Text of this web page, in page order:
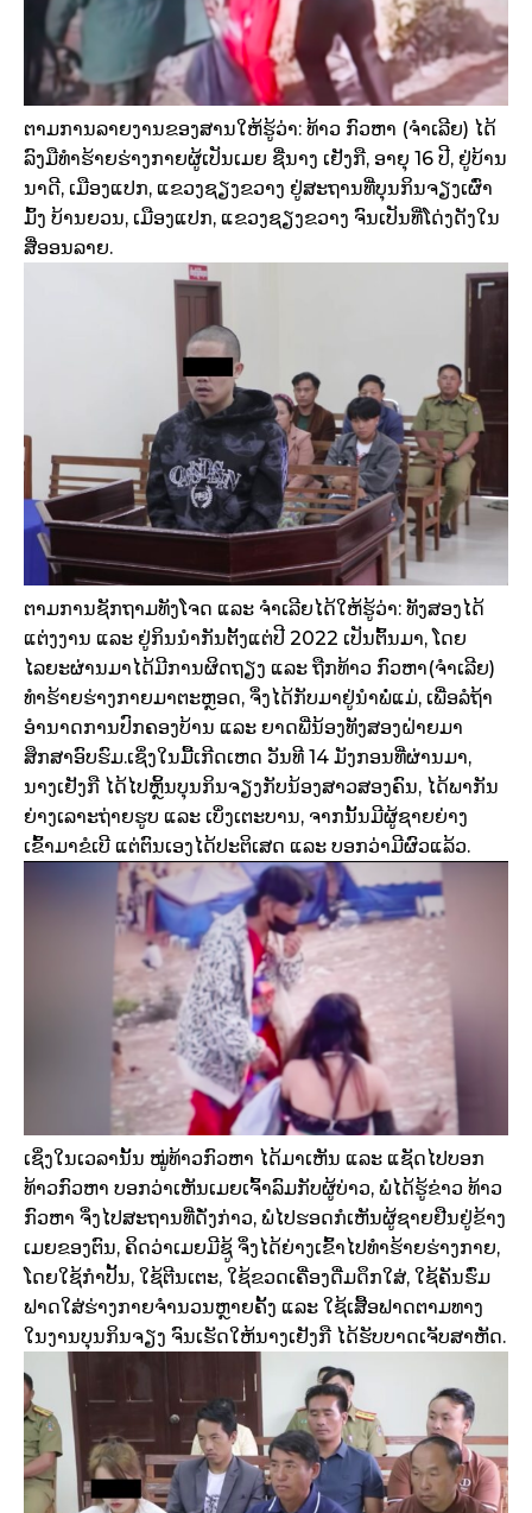
ຕາມການລາຍງານຂອງສານໃຫ້ຮູ້ວ່າ: ທ້າວ ກົວຫາ (ຈໍາເລີຍ) ໄດ້
ລົງມືທຳຮ້າຍຮ່າງກາຍຜູ້ເປັນເມຍ ຊື່ນາງ ເຢັງກື, ອາຍຸ 16 ປີ, ຢູ່ບ້ານ
ນາດີ, ເມືອງແປກ, ແຂວງຊຽງຂວາງ ຢູ່ສະຖານທີ່ບຸນກິນຈຽງເຜົ່າ
ມົ້ງ ບ້ານຍວນ, ເມືອງແປກ, ແຂວງຊຽງຂວາງ ຈົນເປັນທີ່ໂດ່ງດັງໃນ
ສື່ອອນລາຍ.
ຕາມການຊັກຖາມທັງໂຈດ ແລະ ຈຳເລີຍໄດ້ໃຫ້ຮູ້ວ່າ: ທັງສອງໄດ້
ແຕ່ງງານ ແລະ ຢູ່ກິນນຳກັນຕັ້ງແຕ່ປີ 2022 ເປັນຕົ້ນມາ, ໂດຍ
ໄລຍະຜ່ານມາໄດ້ມີການຜິດຖຽງ ແລະ ຖືກທ້າວ ກົວຫາ(ຈຳເລີຍ)
ທຳຮ້າຍຮ່າງກາຍມາຕະຫຼອດ, ຈຶ່ງໄດ້ກັບມາຢູ່ນໍາພໍ່ແມ່, ເພື່ອລໍຖ້າ
ອຳນາດການປົກຄອງບ້ານ ແລະ ຍາດພີ່ນ້ອງທັງສອງຝ່າຍມາ
ສຶກສາອົບຮົມ.ເຊິ່ງໃນມື້ເກີດເຫດ ວັນທີ 14 ມັງກອນທີ່ຜ່ານມາ,
ນາງເຢັງກື ໄດ້ໄປຫຼິ້ນບຸນກິນຈຽງກັບນ້ອງສາວສອງຄົນ, ໄດ້ພາກັນ
ຍ່າງເລາະຖ່າຍຮູບ ແລະ ເບິ່ງເຕະບານ, ຈາກນັ້ນມີຜູ້ຊາຍຍ່າງ
ເຂົ້າມາຂໍເບີ ແຕ່ຕົນເອງໄດ້ປະຕິເສດ ແລະ ບອກວ່າມີຜົວແລ້ວ.
ເຊິ່ງໃນເວລານັ້ນ ໝູ່ທ້າວກົວຫາ ໄດ້ມາເຫັນ ແລະ ແຊັດໄປບອກ
ທ້າວກົວຫາ ບອກວ່າເຫັນເມຍເຈົ້າລົມກັບຜູ້ບ່າວ, ພໍໄດ້ຮູ້ຂ່າວ ທ້າວ
ກົວຫາ ຈຶ່ງໄປສະຖານທີ່ດັ່ງກ່າວ, ພໍໄປຮອດກໍເຫັນຜູ້ຊາຍຢືນຢູ່ຂ້າງ
ເມຍຂອງຕົນ, ຄິດວ່າເມຍມີຊູ້ ຈຶ່ງໄດ້ຍ່າງເຂົ້າໄປທຳຮ້າຍຮ່າງກາຍ,
ໂດຍໃຊ້ກຳປັ້ນ, ໃຊ້ຕີນເຕະ, ໃຊ້ຂວດເຄື່ອງດື່ມດຶກໃສ່, ໃຊ້ຄັນຮົ່ມ
ຟາດໃສ່ຮ່າງກາຍຈຳນວນຫຼາຍຄັ້ງ ແລະ ໃຊ້ເສື້ອຟາດຕາມທາງ
ໃນງານບຸນກິນຈຽງ ຈົນເຮັດໃຫ້ນາງເຢັງກື ໄດ້ຮັບບາດເຈັບສາຫັດ.